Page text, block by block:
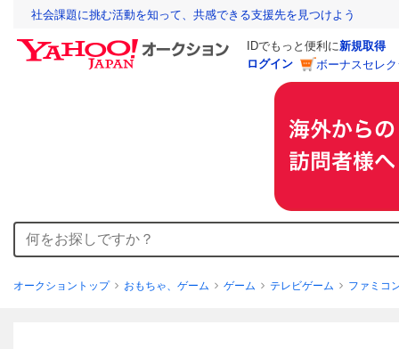
社会課題に挑む活動を知って、共感できる支援先を見つけよう
IDでもっと便利に新規取得
ログイン
ボーナスセレ
オークショントップ おもちゃ、ゲーム ゲーム テレビゲーム ファミコ